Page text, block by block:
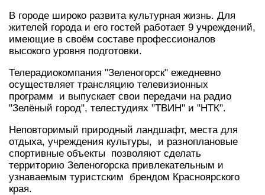
В городе широко развита культурная жизнь. Для
жителей города и его гостей работает 9 учреждений,
имеющие в своём составе профессионалов
высокого уровня подготовки.
Телерадиокомпания "Зеленогорск" ежедневно
осуществляет трансляцию телевизионных
программ и выпускает свои передачи на радио
"Зелёный город", телестудиях "ТВИН" и "НТК".
Неповторимый природный ландшафт, места для
отдыха, учреждения культуры, и разноплановые
спортивные объекты позволяют сделать
территорию Зеленогорска привлекательным и
узнаваемым туристским брендом Красноярского
края.